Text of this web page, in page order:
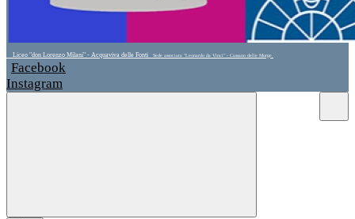
Liceo "don Lorenzo Milani" - Acquaviva delle Fonti Sede associata "Leonardo da Vinci" - Cassano delle Murge
Facebook
Instagram